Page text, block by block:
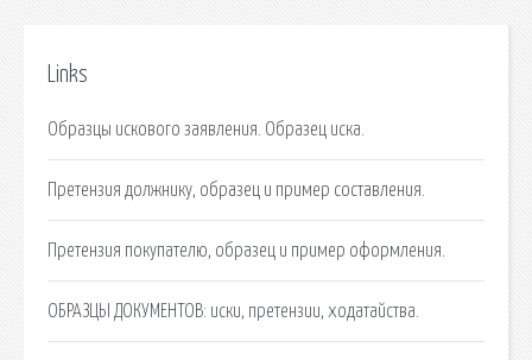
Links
Образцы искового заявления. Образец иска.
Претензия должнику, образец и пример составления.
Претензия покупателю, образец и пример оформления.
ОБРАЗЦЫ ДОКУМЕНТОВ: иски, претензии, ходатайства.